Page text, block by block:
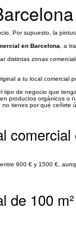
Por supuesto, la
en Barcelona , a
distintas zonas
a tu local comercial
de negocio que
productos orgánicos o
tienes por qué
600 € y 1500 €,
de 100